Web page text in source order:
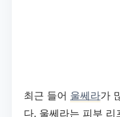
최근 들어 울쎄라가
다. 울쎄라는 피부 리